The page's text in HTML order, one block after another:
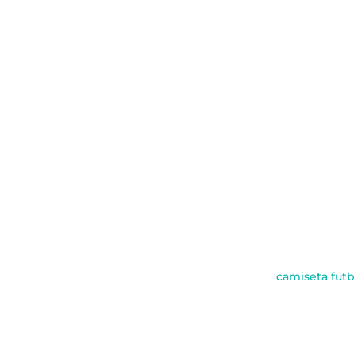
camiseta